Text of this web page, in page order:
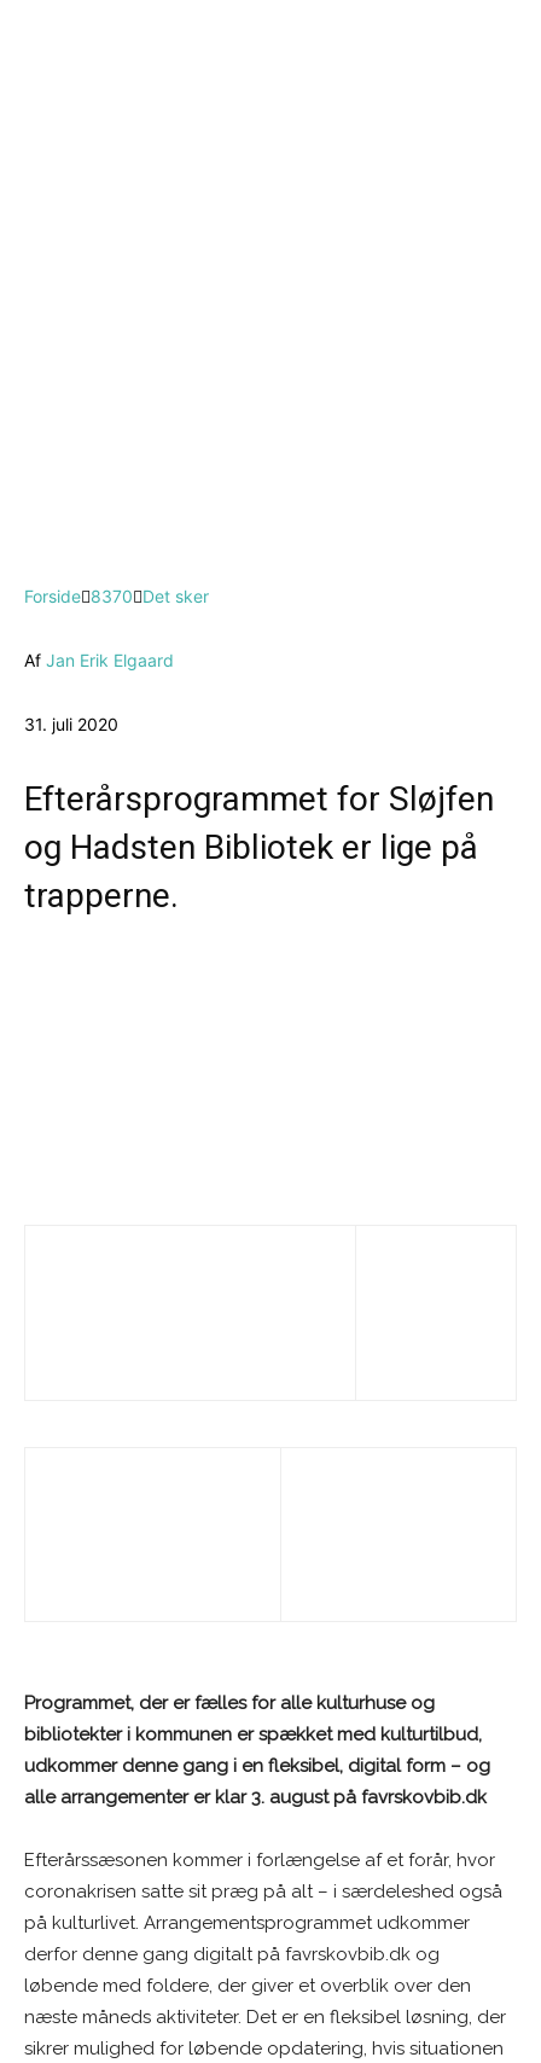
Forside 8370 Det sker
Af Jan Erik Elgaard
31. juli 2020
Efterårsprogrammet for Sløjfen
og Hadsten Bibliotek er lige på
trapperne.
Programmet, der er fælles for alle kulturhuse og
bibliotekter i kommunen er spækket med kulturtilbud,
udkommer denne gang i en fleksibel, digital form – og
alle arrangementer er klar 3. august på favrskovbib.dk
Efterårssæsonen kommer i forlængelse af et forår, hvor
coronakrisen satte sit præg på alt – i særdeleshed også
på kulturlivet. Arrangementsprogrammet udkommer
derfor denne gang digitalt på favrskovbib.dk og
løbende med foldere, der giver et overblik over den
næste måneds aktiviteter. Det er en fleksibel løsning, der
sikrer mulighed for løbende opdatering, hvis situationen